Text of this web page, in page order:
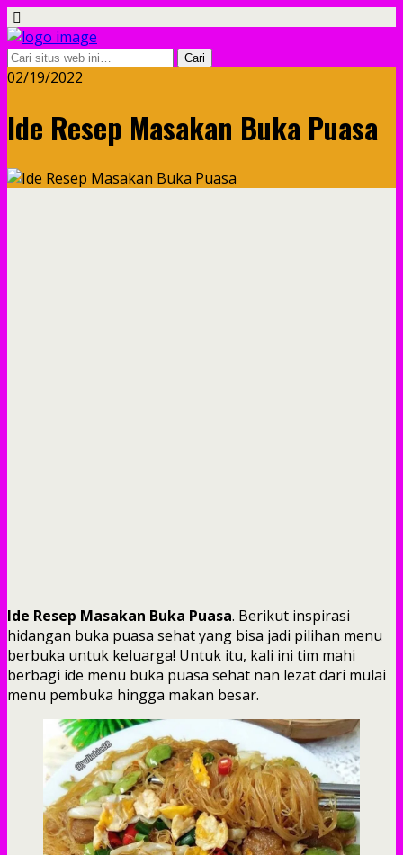
02/19/2022
Ide Resep Masakan Buka Puasa
Ide Resep Masakan Buka Puasa. Berikut inspirasi
hidangan buka puasa sehat yang bisa jadi pilihan menu
berbuka untuk keluarga! Untuk itu, kali ini tim mahi
berbagi ide menu buka puasa sehat nan lezat dari mulai
menu pembuka hingga makan besar.